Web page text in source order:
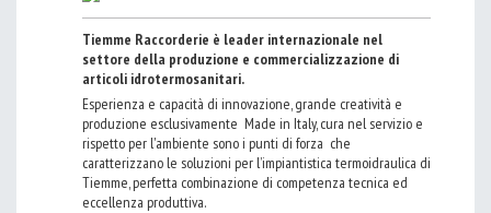
Tiemme Raccorderie è leader internazionale nel
settore della produzione e commercializzazione di
articoli idrotermosanitari.
Esperienza e capacità di innovazione, grande creatività e
produzione esclusivamente Made in Italy, cura nel servizio e
rispetto per l'ambiente sono i punti di forza che
caratterizzano le soluzioni per l’impiantistica termoidraulica di
Tiemme, perfetta combinazione di competenza tecnica ed
eccellenza produttiva.